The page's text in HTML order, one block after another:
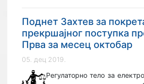
Поднет Захтев за
прекршајног поступка
Прва за месец октобар
05. дец 2019.
Регулаторно тело за